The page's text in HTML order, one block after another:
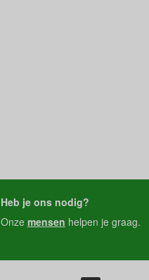
Heb je ons nodig?
Onze mensen helpen je graag.